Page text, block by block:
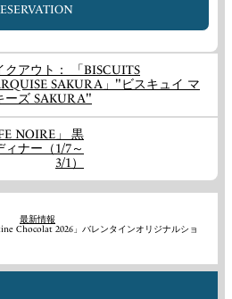
クアウト： 「BISCUITS
SAKURA」"ビスキュイ マ
ーズ SAKURA"
NOIRE」 黒
ィナー（1/7～
3/1）
最新情報
Chocolat 2026」バレンタインオリジナルショ